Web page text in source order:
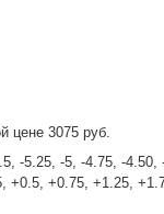
цене 3075 руб.
5.25, -5, -4.75, -4.50,
+0.75, +1.25,